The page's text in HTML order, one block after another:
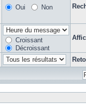
Oui Non
Croissant
Décroissant